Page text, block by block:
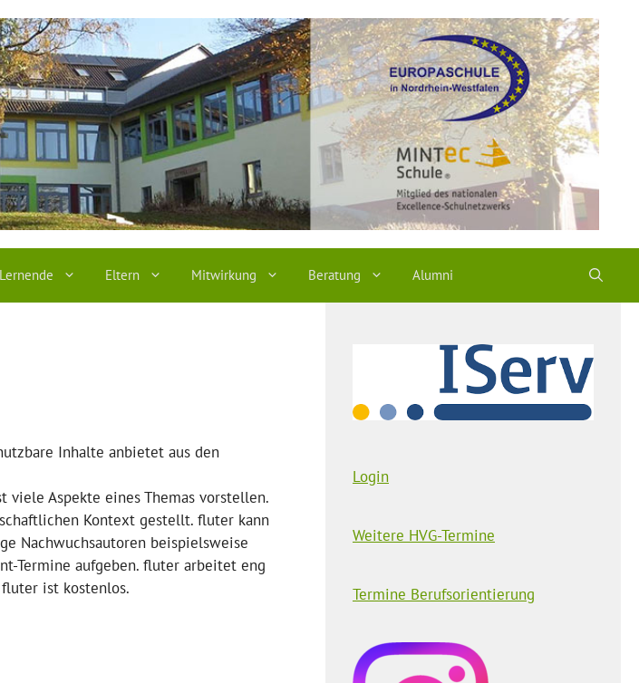
Lernende Eltern Mitwirkung Beratung Alumni
Inhalte anbietet aus den
Aspekte eines Themas vorstellen.
Kontext gestellt. fluter kann
Nachwuchsautoren beispielsweise
Termine aufgeben. fluter arbeitet eng
fluter ist kostenlos.
Login
Weitere HVG-Termine
Termine Berufsorientierung